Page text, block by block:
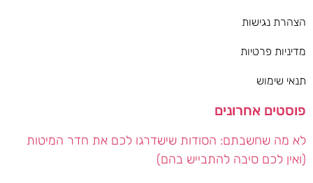
הצהרת נגישות
מדיניות פרטיות
תנאי שימוש
פוסטים אחרונים
לא מה שחשבתם: הסודות שישדרגו לכם את חדר המיטות
(ואין לכם סיבה להתבייש בהם)